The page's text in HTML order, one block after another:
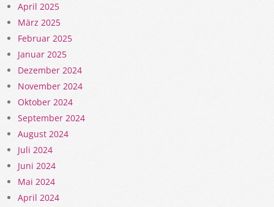
April 2025
März 2025
Februar 2025
Januar 2025
Dezember 2024
November 2024
Oktober 2024
September 2024
August 2024
Juli 2024
Juni 2024
Mai 2024
April 2024